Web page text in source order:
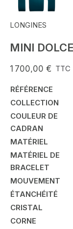
LONGINES
MINI
1 700,00 € TTC
RÉFÉRENCE
COLLECTION
COULEUR DE
CADRAN
MATÉRIEL
MATÉRIEL DE
BRACELET
MOUVEMENT
ÉTANCHÉITÉ
CRISTAL
CORNE